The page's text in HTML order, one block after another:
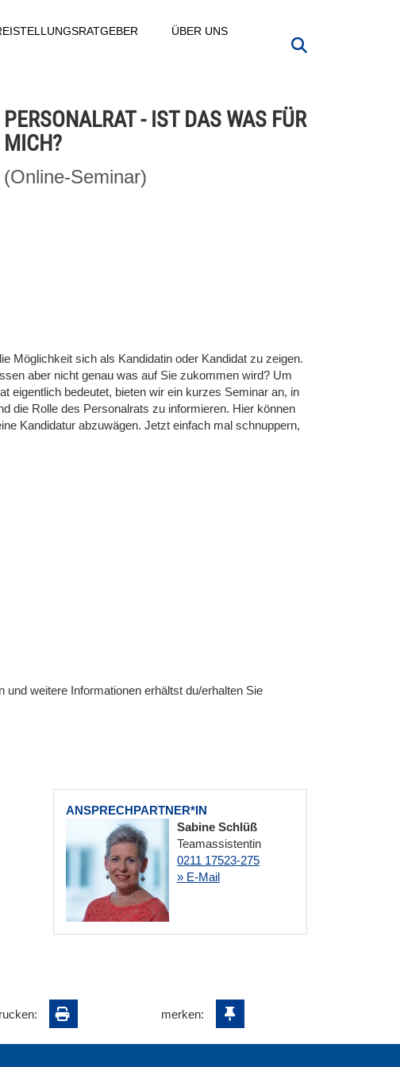
ÜBER UNS
PERSONALRAT - IST DAS WAS FÜR
MICH?
(Online-Seminar)
Möglichkeit sich als Kandidatin oder Kandidat zu zeigen.
aber nicht genau was auf Sie zukommen wird? Um
eigentlich bedeutet, bieten wir ein kurzes Seminar an, in
die Rolle des Personalrats zu informieren. Hier können
Kandidatur abzuwägen. Jetzt einfach mal schnuppern,
und weitere Informationen erhältst du/erhalten Sie
ANSPRECHPARTNER*IN
Sabine Schlüß
Teamassistentin
0211 17523-275
» E-Mail
merken: